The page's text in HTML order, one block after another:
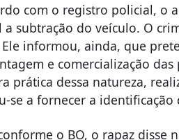
com o registro policial, o
a subtração do veículo. O
informou, ainda, que
e comercialização
prática dessa natureza,
se a fornecer a
o BO, o rapaz disse